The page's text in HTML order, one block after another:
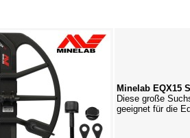
Minelab EQX15
Diese große
geeignet für die